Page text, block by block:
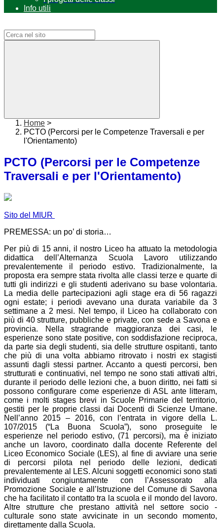
Info utili
Home >
PCTO (Percorsi per le Competenze Traversali e per
l'Orientamento)
PCTO (Percorsi per le Competenze
Traversali e per l'Orientamento)
Sito del MIUR
PREMESSA: un po’ di storia…
Per più di 15 anni, il nostro Liceo ha attuato la metodologia
didattica dell’Alternanza Scuola Lavoro utilizzando
prevalentemente il periodo estivo. Tradizionalmente, la
proposta era sempre stata rivolta alle classi terze e quarte di
tutti gli indirizzi e gli studenti aderivano su base volontaria.
La media delle partecipazioni agli stage era di 56 ragazzi
ogni estate; i periodi avevano una durata variabile da 3
settimane a 2 mesi. Nel tempo, il Liceo ha collaborato con
più di 40 strutture, pubbliche e private, con sede a Savona e
provincia. Nella stragrande maggioranza dei casi, le
esperienze sono state positive, con soddisfazione reciproca,
da parte sia degli studenti, sia delle strutture ospitanti, tanto
che più di una volta abbiamo ritrovato i nostri ex stagisti
assunti dagli stessi partner. Accanto a questi percorsi, ben
strutturati e continuativi, nel tempo ne sono stati attivati altri,
durante il periodo delle lezioni che, a buon diritto, nei fatti si
possono configurare come esperienze di ASL ante litteram,
come i molti stages brevi in Scuole Primarie del territorio,
gestiti per le proprie classi dai Docenti di Scienze Umane.
Nell’anno 2015 – 2016, con l’entrata in vigore della L.
107/2015 (“La Buona Scuola”), sono proseguite le
esperienze nel periodo estivo, (71 percorsi), ma è iniziato
anche un lavoro, coordinato dalla docente Referente del
Liceo Economico Sociale (LES), al fine di avviare una serie
di percorsi pilota nel periodo delle lezioni, dedicati
prevalentemente al LES. Alcuni soggetti economici sono stati
individuati congiuntamente con l’Assessorato alla
Promozione Sociale e all’Istruzione del Comune di Savona
che ha facilitato il contatto tra la scuola e il mondo del lavoro.
Altre strutture che prestano attività nel settore socio -
culturale sono state avvicinate in un secondo momento,
direttamente dalla Scuola.